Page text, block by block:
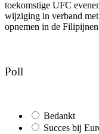
toekomstige UFC
wijziging in verband
opnemen in de
Poll
Bedankt
Succes bij